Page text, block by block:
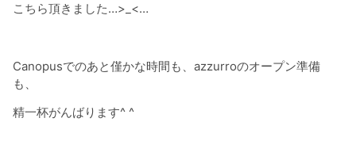
こちら頂きました…>_<…
Canopusでのあと僅かな時間も、azzurroのオープン準備
も、
精一杯がんばります^ ^